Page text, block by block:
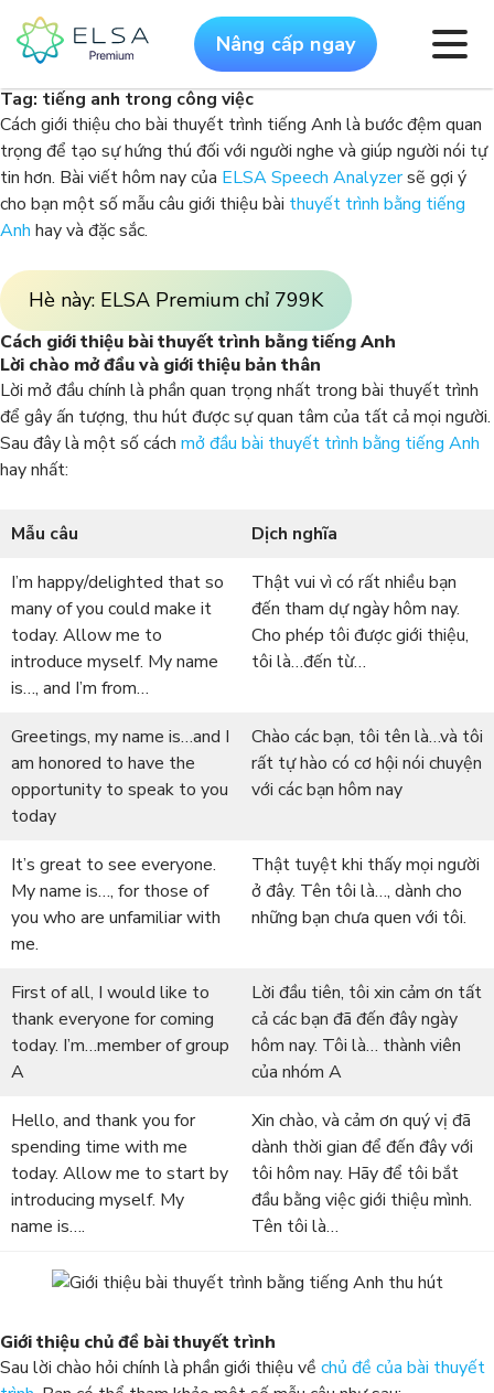
Nâng cấp ngay
Tag: tiếng anh trong công việc
Cách giới thiệu cho bài thuyết trình tiếng Anh là bước đệm quan
trọng để tạo sự hứng thú đối với người nghe và giúp người nói tự
tin hơn. Bài viết hôm nay của ELSA Speech Analyzersẽ gợi ý
cho bạn một số mẫu câu giới thiệu bài thuyết trình bằng tiếng
Anh hay và đặc sắc.
Hè này: ELSA Premium chỉ 799K
Cách giới thiệu bài thuyết trình bằng tiếng Anh
Lời chào mở đầu và giới thiệu bản thân
Lời mở đầu chính là phần quan trọng nhất trong bài thuyết trình
để gây ấn tượng, thu hút được sự quan tâm của tất cả mọi người.
Sau đây là một số cách mở đầu bài thuyết trình bằng tiếng Anh
hay nhất:
Mẫu câu
Dịch nghĩa
I’m happy/delighted that so
many of you could make it
today. Allow me to
introduce myself. My name
is…, and I’m from…
Thật vui vì có rất nhiều bạn
đến tham dự ngày hôm nay.
Cho phép tôi được giới thiệu,
tôi là…đến từ…
Greetings, my name is…and I
am honored to have the
opportunity to speak to you
today
Chào các bạn, tôi tên là…và tôi
rất tự hào có cơ hội nói chuyện
với các bạn hôm nay
It’s great to see everyone.
My name is…, for those of
you who are unfamiliar with
me.
Thật tuyệt khi thấy mọi người
ở đây. Tên tôi là…, dành cho
những bạn chưa quen với tôi.
First of all, I would like to
thank everyone for coming
today. I’m…member of group
A
Lời đầu tiên, tôi xin cảm ơn tất
cả các bạn đã đến đây ngày
hôm nay. Tôi là… thành viên
của nhóm A
Hello, and thank you for
spending time with me
today. Allow me to start by
introducing myself. My
name is….
Xin chào, và cảm ơn quý vị đã
dành thời gian để đến đây với
tôi hôm nay. Hãy để tôi bắt
đầu bằng việc giới thiệu mình.
Tên tôi là…
Giới thiệu chủ đề bài thuyết trình
Sau lời chào hỏi chính là phần giới thiệu về chủ đề của bài thuyết